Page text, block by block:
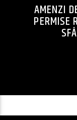
AMENZI
PERMISE